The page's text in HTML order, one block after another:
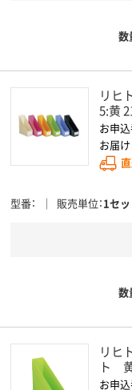
数
リヒ
5:黄
お申込
お届け
型番 販売単位 1セッ
数
リヒ
ト
お申込